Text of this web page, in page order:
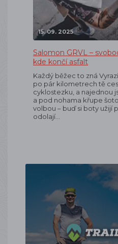
15. 09. 2025
Salomon GRVL –
kde končí asfalt
Každý běžec to zná
po pár kilometrech tě
cyklostezku, a najednou
a pod nohama křupe
volbou – buď si boty užijí
odolají…